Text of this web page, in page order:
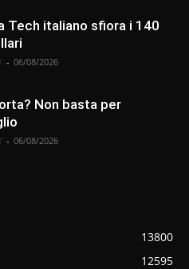
Tech italiano sfiora i 140
- 06/08/2026
Non basta per
- 06/08/2026
13800
12595